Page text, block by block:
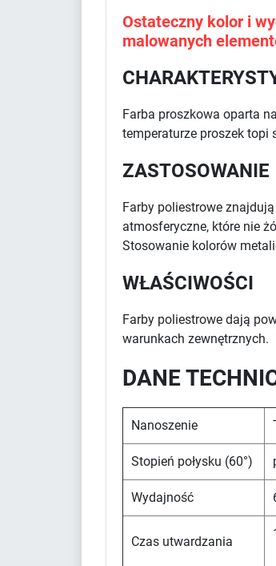
Ostateczny kolor i
malowanych
Farba proszkowa oparta
temperaturze proszek topi
ZASTOSOWANIE
Farby poliestrowe
atmosferyczne, które nie
Stosowanie kolorów
WŁAŚCIWOŚCI
Farby poliestrowe dają
warunkach zewnętrznych.
DANE
Nanoszenie
Stopień połysku (60°)
Wydajność
Czas utwardzania